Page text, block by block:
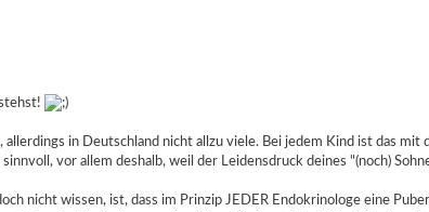
in Deutschland nicht allzu viele. Bei jedem Kind ist das mit
vor allem deshalb, weil der Leidensdruck deines "(noch)
nicht wissen, ist, dass im Prinzip JEDER Endokrinologe eine